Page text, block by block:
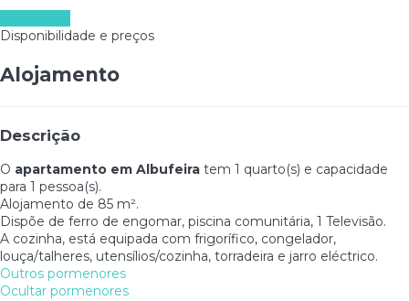
Disponibilidade e preços
Alojamento
Descrição
O apartamento em Albufeira tem 1 quarto(s) e capacidade
para 1 pessoa(s).
Alojamento de 85 m².
Dispõe de ferro de engomar, piscina comunitária, 1 Televisão.
A cozinha, está equipada com frigorífico, congelador,
louça/talheres, utensílios/cozinha, torradeira e jarro eléctrico.
Outros pormenores
Ocultar pormenores